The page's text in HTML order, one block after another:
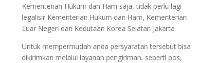
Kementerian Hukum dan Ham saja, tidak perlu lagi
legalisir Kementerian Hukum dan Ham, Kementerian
Luar Negeri dan Kedutaan Korea Selatan Jakarta
Untuk mempermudah anda persyaratan tersebut bisa
dikirimkan melalui layanan pengiriman, seperti pos,